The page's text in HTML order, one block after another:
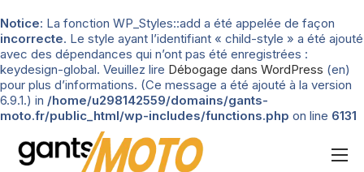
Notice: La fonction WP_Styles::add a été appelée de façon
incorrecte. Le style ayant l’identifiant « child-style » a été ajouté
avec des dépendances qui n’ont pas été enregistrées :
keydesign-global. Veuillez lire Débogage dans WordPress (en)
pour plus d’informations. (Ce message a été ajouté à la version
6.9.1.) in /home/u298142559/domains/gants-
moto.fr/public_html/wp-includes/functions.php on line 6131